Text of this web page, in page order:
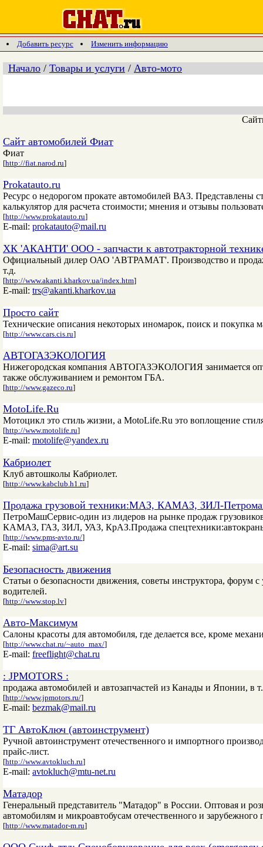
Добавить ресурс Изменить информацию
Начало / Товары и услуги / Авто-мото
Сайт автомобилей Фиат
Фиат
[http://fiat.narod.ru]
Prokatauto.ru
Ресурс о недорогом прокате автомобилей ВАЗ. Представлены
калькулятор для расчета стоимости; мнения и отзывы
[http://www.prokatauto.ru]
E-mail: prokatauto@mail.ru
ХК 'АКАНТИ' ООО - запчасти к автотракторной
Официальный дилер ОАО 'АВТРАМАТ'. Производство и
т.д.
[http://www.akanti.kharkov.ua/index.htm]
E-mail: trs@akanti.kharkov.ua
Просто сайт
Технические описания некоторых иномарок, поиск и покупка
[http://www.cars.cis.ru]
АВТОГАЗЭКОЛОГИЯ
Нижегородская компания АВТОГАЗЭКОЛОГИЯ занимается
также обслуживанием и ремонтом ГБА.
[http://www.gazeco.ru]
MotoLife.Ru
Мотоцикл это стиль жизни, а MotoLife.Ru это воплощение
[http://www.motolife.ru]
E-mail: motolife@yandex.ru
Кабриолет
Клуб автошколы Кабриолет.
[http://www.kabclub.h1.ru]
Продажа грузовой техники:МАЗ, КАМАЗ, ЗИЛ-
ПетроМашСервис-один из лидеров на рынке продаж
КАМАЗ, ГАЗ, ЗИЛ, УАЗ, КрАЗ.Продажа
[http://www.pms-avto.ru/]
E-mail: sima@art.su
Безопасность движения
Статьи о безопасности движения, советы инструктора, форум
водителей.
[http://www.stop.lv]
Авто-Максимум
Салоны красоты для автомобиля, где делается все, кроме
[http://www.chat.ru/~auto_max/]
E-mail: freeflight@chat.ru
: JPMOTORS :
продажа автомобилей и автозапчастей из Канады и Японии, в
[http://www.jpmotors.ru/]
E-mail: bezmak@mail.ru
ТГ АвтоКлюч (автоинструмент)
Ручной автоинструмент отечественного и импортного
прайс-лист.
[http://www.avtokluch.ru]
E-mail: avtokluch@mtu-net.ru
Матадор
Генеральный представитель "Матадор" в России. Оптовая и
автомобилям и микроавтобусам отечественного и зарубежного
[http://www.matador-m.ru]